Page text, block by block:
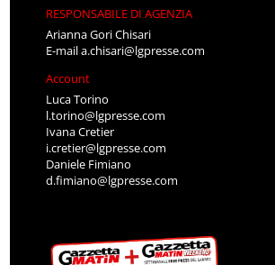
RESPONSABILE DI AGENZIA
Arianna Gori Chisari
E-maila.chisari@lgpresse.com
Account
Luca Torino
l.torino@lgpresse.com
Ivana Cretier
i.cretier@lgpresse.com
Daniele Fimiano
d.fimiano@lgpresse.com